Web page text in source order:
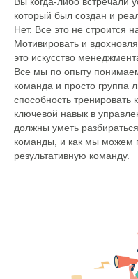
который был создан и
Нет. Все это не строится
Мотивировать и
это искусство
Все мы по опыту
команда и просто группа
способность
ключевой навык в
должны уметь
команды, и как мы можем
результативную команду.